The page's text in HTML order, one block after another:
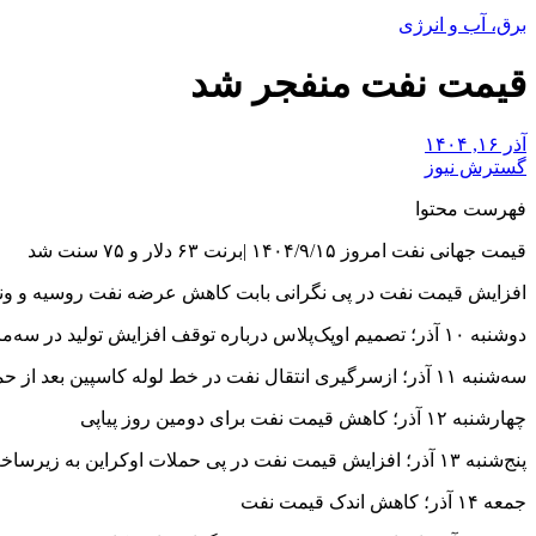
برق، آب و انرژی
قیمت نفت منفجر شد
آذر ۱۶, ۱۴۰۴
گسترش نیوز
فهرست محتوا
قیمت جهانی نفت امروز ۱۴۰۴/۹/۱۵ |برنت ۶۳ دلار و ۷۵ سنت شد
افزایش قیمت نفت در پی نگرانی بابت کاهش عرضه نفت روسیه و
دوشنبه ۱۰ آذر؛ تصمیم اوپک‌پلاس درباره توقف افزایش تولید در سه‌ماهه نخست سال
سه‌شنبه ۱۱ آذر؛ ازسرگیری انتقال نفت در خط لوله کاسپین بعد از حمله پهپادی اوکراین
چهارشنبه ۱۲ آذر؛ کاهش قیمت نفت برای دومین روز پیاپی
پنج‌شنبه ۱۳ آذر؛ افزایش قیمت نفت در پی حملات اوکراین به زیرساخت‌های نفتی روسیه
جمعه ۱۴ آذر؛ کاهش اندک قیمت نفت